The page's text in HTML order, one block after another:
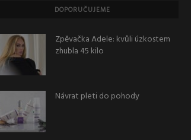
DOPORUČUJEME
Zpěvačka Adele: kvůli úzkostem
zhubla 45 kilo
Návrat pleti do pohody